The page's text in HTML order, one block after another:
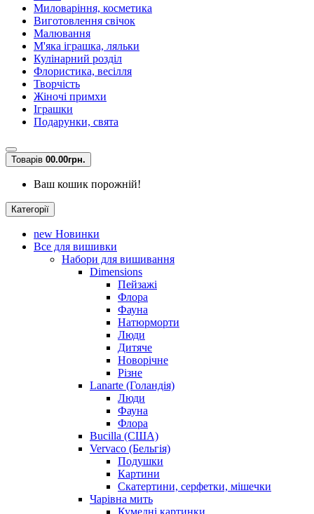
Миловаріння, косметика
Виготовлення свічок
Малювання
М'яка іграшка, ляльки
Кулінарний розділ
Флористика, весілля
Творчість
Жіночі примхи
Іграшки
Подарунки, свята
Товарів 00.00грн.
Ваш кошик порожній!
Категорії
new Новинки
Все для вишивки
Набори для вишивання
Dimensions
Пейзажі
Флора
Фауна
Натюрморти
Люди
Дитяче
Новорічне
Різне
Lanarte (Голандія)
Люди
Фауна
Флора
Bucilla (США)
Vervaco (Бельгія)
Подушки
Картини
Скатертини, серфетки, мішечки
Чарiвна мить
Кумедні картинки